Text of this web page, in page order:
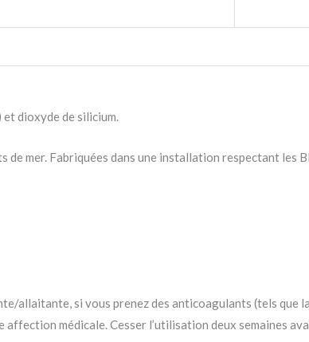
dioxyde de silicium.
mer. Fabriquées dans une installation respectant les
allaitante, si vous prenez des anticoagulants (tels que
affection médicale. Cesser l’utilisation deux semaines